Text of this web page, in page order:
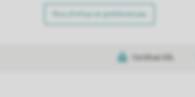
Plus d’infos et préférences
Certificat SSL